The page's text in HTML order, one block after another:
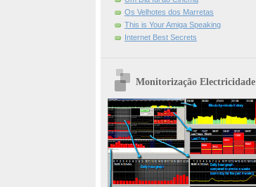
Os Velhotes dos Marretas
This is Your Amiga Speaking
Internet Best Secrets
Monitorização Electricidade